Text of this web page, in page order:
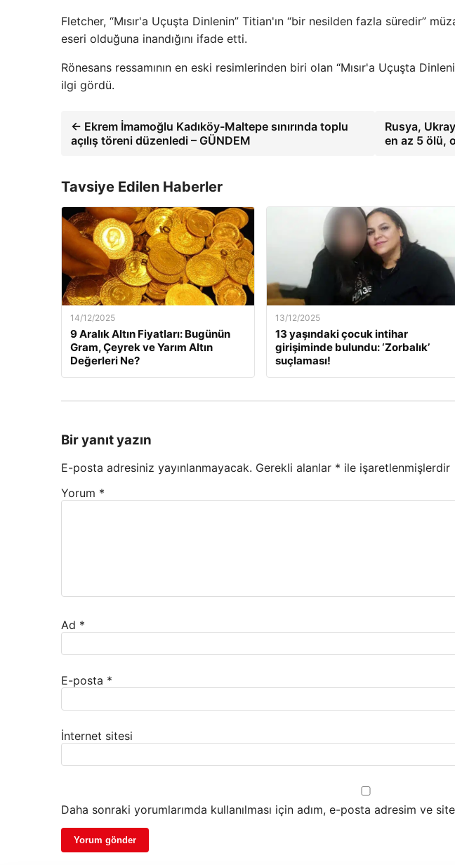
Fletcher, “Mısır'a Uçuşta Dinlenin” Titian'ın “bir nesilden fazla süredir”
eseri olduğuna inandığını ifade etti.
Rönesans ressamının en eski resimlerinden biri olan “Mısır'a Uçuşta
ilgi gördü.
← Ekrem İmamoğlu Kadıköy-Maltepe sınırında toplu
açılış töreni düzenledi – GÜNDEM
Rusya,
en az 5 ölü,
Tavsiye Edilen Haberler
14/12/2025
9 Aralık Altın Fiyatları: Bugünün
Gram, Çeyrek ve Yarım Altın
Değerleri Ne?
13/12/2025
13 yaşındaki çocuk intihar
girişiminde bulundu: ‘Zorbalık’
suçlaması!
Bir yanıt yazın
E-posta adresiniz yayınlanmayacak. Gerekli alanlar * ile işaretlenmişlerdir
Yorum *
Ad *
E-posta *
İnternet sitesi
Daha sonraki yorumlarımda kullanılması için adım, e-posta adresim ve